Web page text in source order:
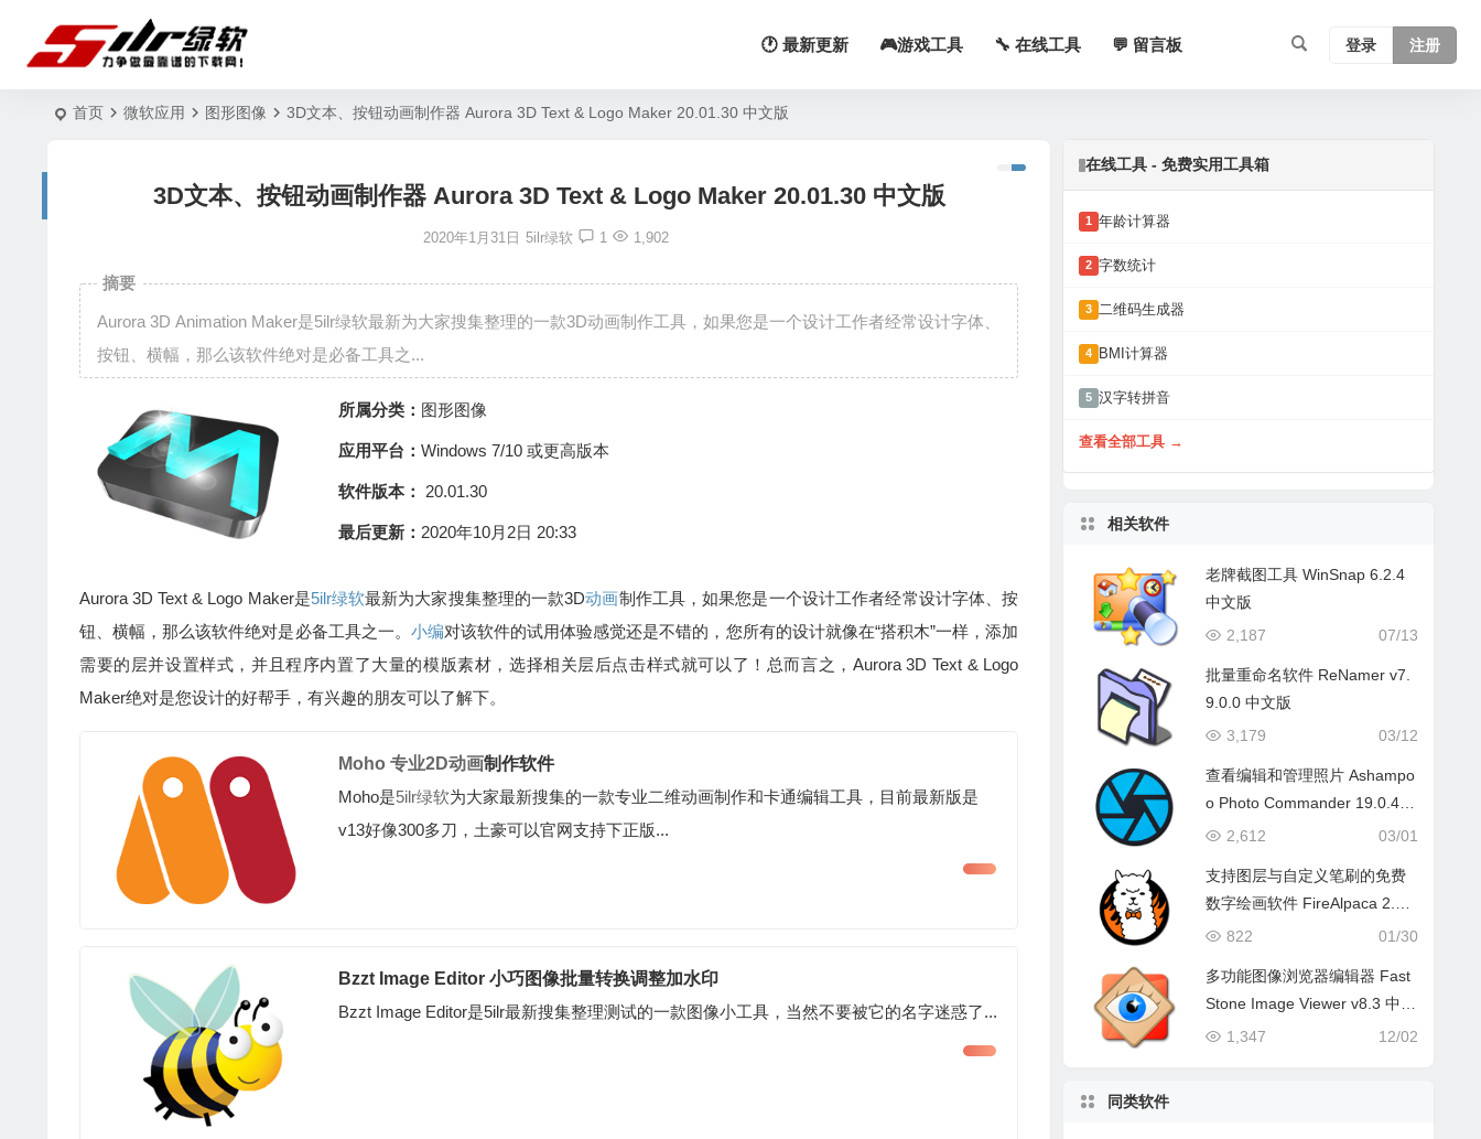
🕐 最新更新 🎮游戏工具 🔧 在线工具 💬 留言板 登录 注册
首页 微软应用 图形图像 3D文本、按钮动画制作器 Aurora 3D Text & Logo Maker 20.01.30 中文版
3D文本、按钮动画制作器 Aurora 3D Text & Logo Maker 20.01.30 中文版
2020年1月31日 5ilr绿软 1 1,902
摘要
Aurora 3D Animation Maker是5ilr绿软最新为大家搜集整理的一款3D动画制作工具，如果您是一个设计工作者经常设计字体、
按钮、横幅，那么该软件绝对是必备工具之...
所属分类： 图形图像
应用平台： Windows 7/10 或更高版本
软件版本： 20.01.30
最后更新： 2020年10月2日 20:33
Aurora 3D Text & Logo Maker是5ilr绿软最新为大家搜集整理的一款3D动画制作工具，如果您是一个设计工作者经常设计字体、按
钮、横幅，那么该软件绝对是必备工具之一。 小编对该软件的试用体验感觉还是不错的，您所有的设计就像在“搭积木”一样，添加
需要的层并设置样式，并且程序内置了大量的模版素材，选择相关层后点击样式就可以了！总而言之，Aurora 3D Text & Logo
Maker绝对是您设计的好帮手，有兴趣的朋友可以了解下。
Moho 专业2D动画制作软件
Moho是5ilr绿软为大家最新搜集的一款专业二维动画制作和卡通编辑工具，目前最新版是
v13好像300多刀，土豪可以官网支持下正版...
Bzzt Image Editor 小巧图像批量转换调整加水印
Bzzt Image Editor是5ilr最新搜集整理测试的一款图像小工具，当然不要被它的名字迷惑了...
在线工具 - 免费实用工具箱
1 年龄计算器
2 字数统计
3 二维码生成器
4 BMI计算器
5 汉字转拼音
查看全部工具 →
相关软件
老牌截图工具 WinSnap 6.2.4
中文版
07/13
2,187
批量重命名软件 ReNamer v7.
9.0.0 中文版
03/12
3,179
查看编辑和管理照片 Ashampo
o Photo Commander 19.0.4
中文绿色版
03/01
2,612
支持图层与自定义笔刷的免费
数字绘画软件 FireAlpaca 2.15.
0 中文版
01/30
822
多功能图像浏览器编辑器 Fast
Stone Image Viewer v8.3 中文
绿色版
12/02
1,347
同类软件